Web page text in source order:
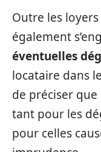
Outre les
également
éventuelles
locataire dans
de préciser que
tant pour les
pour celles